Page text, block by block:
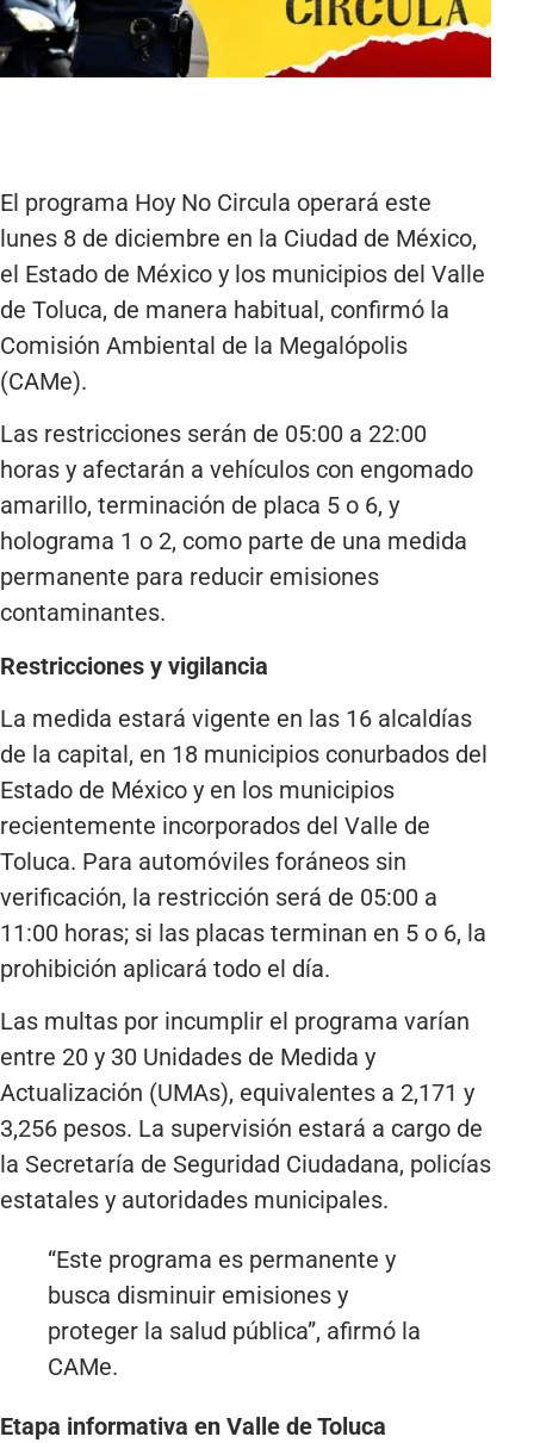
El programa Hoy No Circula operará este
lunes 8 de diciembre en la Ciudad de México,
el Estado de México y los municipios del Valle
de Toluca, de manera habitual, confirmó la
Comisión Ambiental de la Megalópolis
(CAMe).
Las restricciones serán de 05:00 a 22:00
horas y afectarán a vehículos con engomado
amarillo, terminación de placa 5 o 6, y
holograma 1 o 2, como parte de una medida
permanente para reducir emisiones
contaminantes.
Restricciones y vigilancia
La medida estará vigente en las 16 alcaldías
de la capital, en 18 municipios conurbados del
Estado de México y en los municipios
recientemente incorporados del Valle de
Toluca. Para automóviles foráneos sin
verificación, la restricción será de 05:00 a
11:00 horas; si las placas terminan en 5 o 6, la
prohibición aplicará todo el día.
Las multas por incumplir el programa varían
entre 20 y 30 Unidades de Medida y
Actualización (UMAs), equivalentes a 2,171 y
3,256 pesos. La supervisión estará a cargo de
la Secretaría de Seguridad Ciudadana, policías
estatales y autoridades municipales.
“Este programa es permanente y
busca disminuir emisiones y
proteger la salud pública”, afirmó la
CAMe.
Etapa informativa en Valle de Toluca